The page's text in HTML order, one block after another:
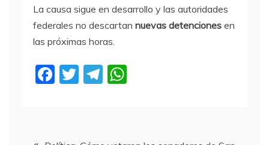
La causa sigue en desarrollo y las autoridades
federales no descartan nuevas detenciones en
las próximas horas.
F
T
T